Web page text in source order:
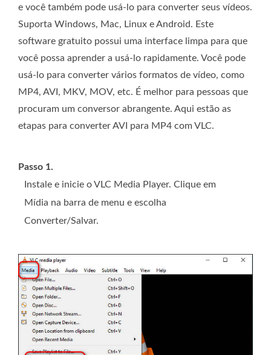
e você também pode usá-lo para converter seus vídeos.
Suporta Windows, Mac, Linux e Android. Este
software gratuito possui uma interface limpa para que
você possa aprender a usá-lo rapidamente. Você pode
usá-lo para converter vários formatos de vídeo, como
MP4, AVI, MKV, MOV, etc. É melhor para pessoas que
procuram um conversor abrangente. Aqui estão as
etapas para converter AVI para MP4 com VLC.
Passo 1.
Instale e inicie o VLC Media Player. Clique em
Mídia na barra de menu e escolha
Converter/Salvar.